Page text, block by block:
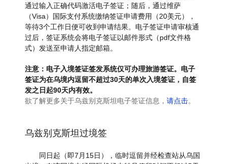
通过输入正确代码激活电子签证；随后，通过维萨
（Visa）国际支付系统缴纳签证申请费用（20美元），
等待3个工作日便可收到申请结果。电子签证申请审核通
过后，签证系统会将电子签证以邮件形式（pdf文件格
式）发送至申请人指定邮箱。
注意：电子入境签证签发系统仅可办理旅游签证。电子
签证为在乌境内逗留不超过30天的单次入境签证，自签
发之日起90天内有效。
欲了解更多关于乌兹别克斯坦电子签证信息，请点击。
乌兹别克斯坦过境签
同日起（即7月15日），临时逗留并经检查站从乌国